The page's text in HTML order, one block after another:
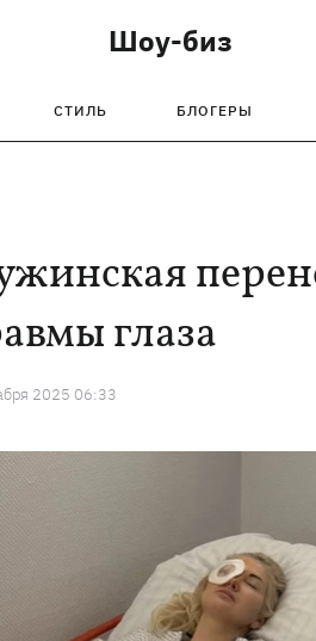
Шоу-биз
СТИЛЬ БЛОГЕРЫ
глаза
2025 06:33